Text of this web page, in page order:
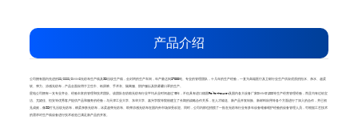
产品介绍
公司拥有国内先进的SS/SSSS/SMMS无纺布生产线及3D压纹生产线，全封闭的生产车间，年产量达到27000吨。专业的管理团队，十几年的生产经验，一直为高端医疗及卫材行业生产供应优质的拒水、亲水、超柔
软、弹力、凉感无纺布，产品全面应用于卫生巾、纸尿裤、手术衣、隔离服、防护服以及防雾霾口罩的生产。
星地公司拥有一支专业齐全、经验丰富的管理和技术团队。该团队在纺熔无纺布行业平均从业时间超过10年，不但具有进口德国Reifenhauser及国内各大设备厂家SMMS\SSS等生产经营管理经验，而且均有过给宝
洁、尤妮佳、恒安等优秀客户提供产品和服务的经验；与天津工业大学、东华大学、嘉兴学院等院校建立了长期的战略合作关系，在人才输送、新产品开发转换、新材料应用等各个方面进行了深入的合作，并已初
见成效，像3D打孔压纹无纺布，棉柔亲肤无纺布，冰柔超弹无纺布、助弹凉感无纺布在国内外市场深受欢迎。同时，公司内部也招揽了一批在无纺布行业有多年设备维修维护经验的设备管理人员，可根据工艺技术
的需求对生产线设备进行技术改造已满足新产品的开发。